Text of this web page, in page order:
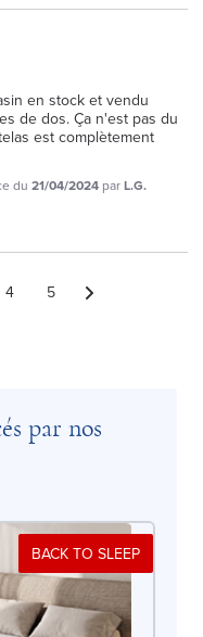
en stock et vendu
de dos. Ça n'est pas du
est complètement
du 21/04/2024 parL.G.
4 5
par nos
BACK TO SLEEP